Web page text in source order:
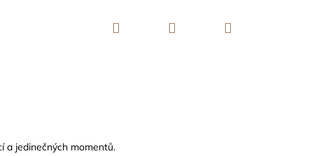
Přihlášení
a jedinečných momentů.